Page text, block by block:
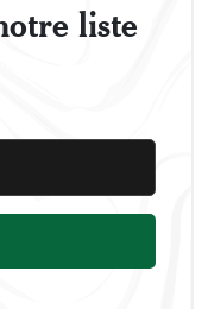
liste